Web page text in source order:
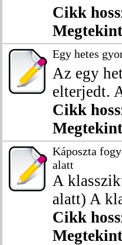
Cikk
Egy hetes
Az egy
elterjedt.
Cikk
Káposzta
alatt
A
alatt) A
Cikk